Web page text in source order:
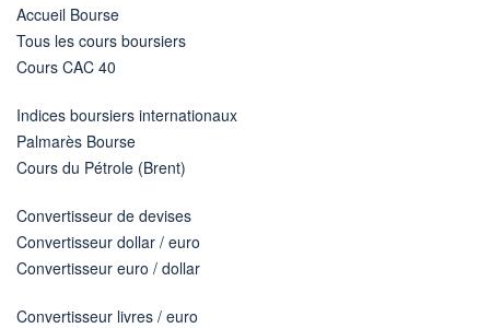
Accueil Bourse
Tous les cours boursiers
Cours CAC 40
Indices boursiers internationaux
Palmarès Bourse
Cours du Pétrole (Brent)
Convertisseur de devises
Convertisseur dollar / euro
Convertisseur euro / dollar
Convertisseur livres / euro